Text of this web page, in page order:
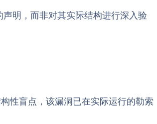
明，而非对其实际结构进行深入验
构性盲点，该漏洞已在实际运行的勒索